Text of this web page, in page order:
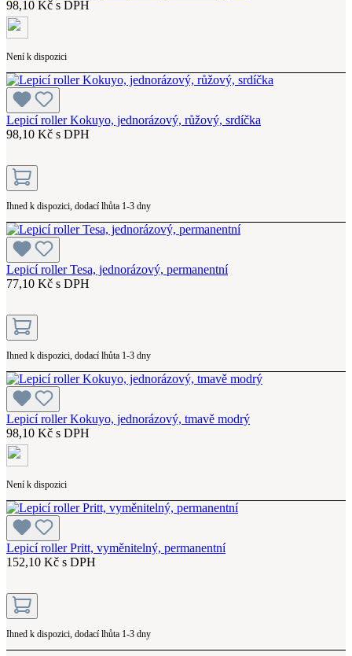
98,10 Kč s DPH
Není k dispozici
Lepicí roller Kokuyo, jednorázový, růžový, srdíčka
98,10 Kč s DPH
Ihned k dispozici, dodací lhůta 1-3 dny
Lepicí roller Tesa, jednorázový, permanentní
77,10 Kč s DPH
Ihned k dispozici, dodací lhůta 1-3 dny
Lepicí roller Kokuyo, jednorázový, tmavě modrý
98,10 Kč s DPH
Není k dispozici
Lepicí roller Pritt, vyměnitelný, permanentní
152,10 Kč s DPH
Ihned k dispozici, dodací lhůta 1-3 dny